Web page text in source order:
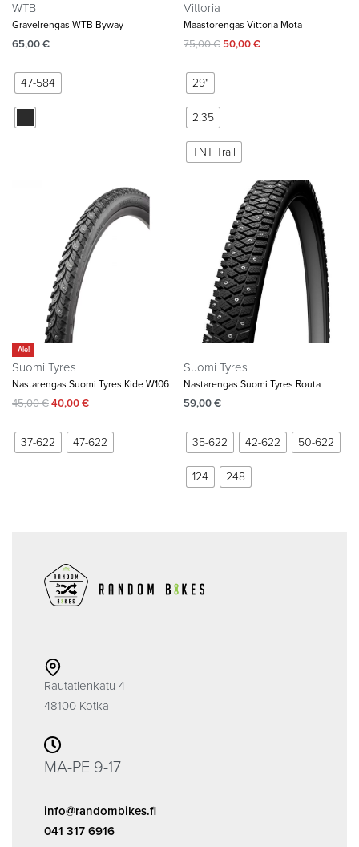
WTB
Gravelrengas WTB Byway
65,00€
47-584
Vittoria
Maastorengas Vittoria Mota
75,00€ 50,00€
29"
2.35
TNT Trail
Ale!
Suomi Tyres
Nastarengas Suomi Tyres Kide W106
45,00€40,00€
37-622 47-622
Suomi Tyres
Nastarengas Suomi Tyres Routa
59,00€
35-622 42-622 50-622
124 248
Rautatienkatu 4
48100 Kotka
MA-PE 9-17
info@randombikes.fi
041 317 6916